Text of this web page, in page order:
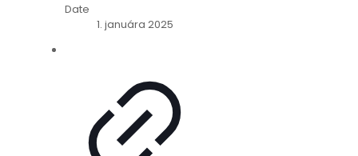
Date
1. januára 2025